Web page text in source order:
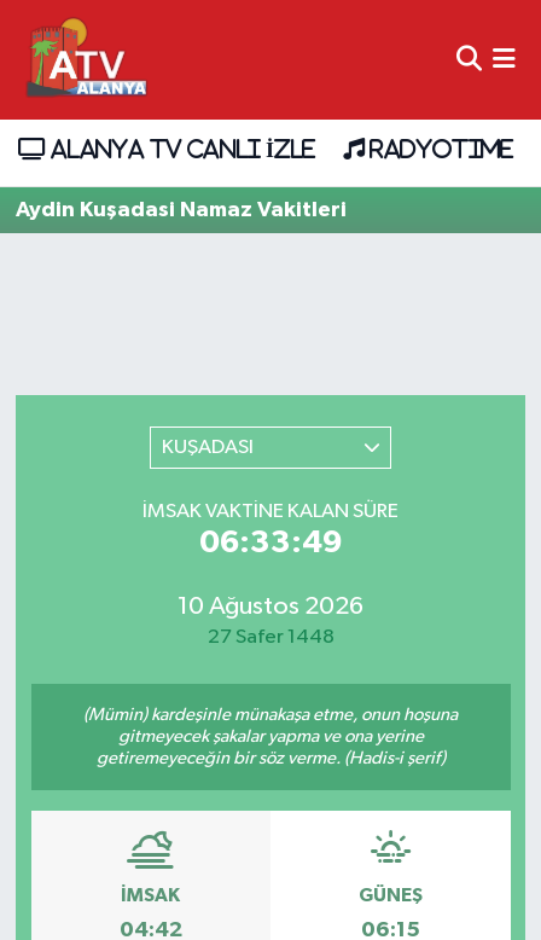
ALANYA TV CANLI İZLE RADYOTIME
Aydin Kuşadasi Namaz Vakitleri
KUŞADASI
İMSAK VAKTINE KALAN SÜRE
06:33:49
10 Ağustos 2026
27 Safer 1448
(Mümin) kardeşinle münakaşa etme, onun hoşuna
gitmeyecek şakalar yapma ve ona yerine
getiremeyeceğin bir söz verme. (Hadis-i şerif)
İMSAK
04:42
GÜNEŞ
06:15